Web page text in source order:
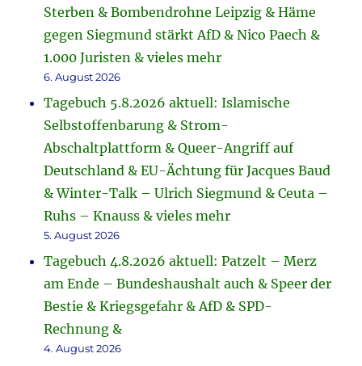
Sterben & Bombendrohne Leipzig & Häme
gegen Siegmund stärkt AfD & Nico Paech &
1.000 Juristen & vieles mehr
6. August 2026
Tagebuch 5.8.2026 aktuell: Islamische
Selbstoffenbarung & Strom-
Abschaltplattform & Queer-Angriff auf
Deutschland & EU-Ächtung für Jacques Baud
& Winter-Talk – Ulrich Siegmund & Ceuta –
Ruhs – Knauss & vieles mehr
5. August 2026
Tagebuch 4.8.2026 aktuell: Patzelt – Merz
am Ende – Bundeshaushalt auch & Speer der
Bestie & Kriegsgefahr & AfD & SPD-
Rechnung &
4. August 2026